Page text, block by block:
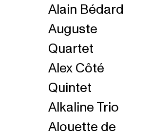
Alain Bédard
Auguste
Quartet
Alex Côté
Quintet
Alkaline Trio
Alouette de